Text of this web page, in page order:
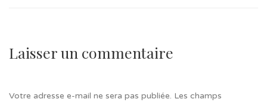
Laisser un commentaire
Votre adresse e-mail ne sera pas publiée. Les champs